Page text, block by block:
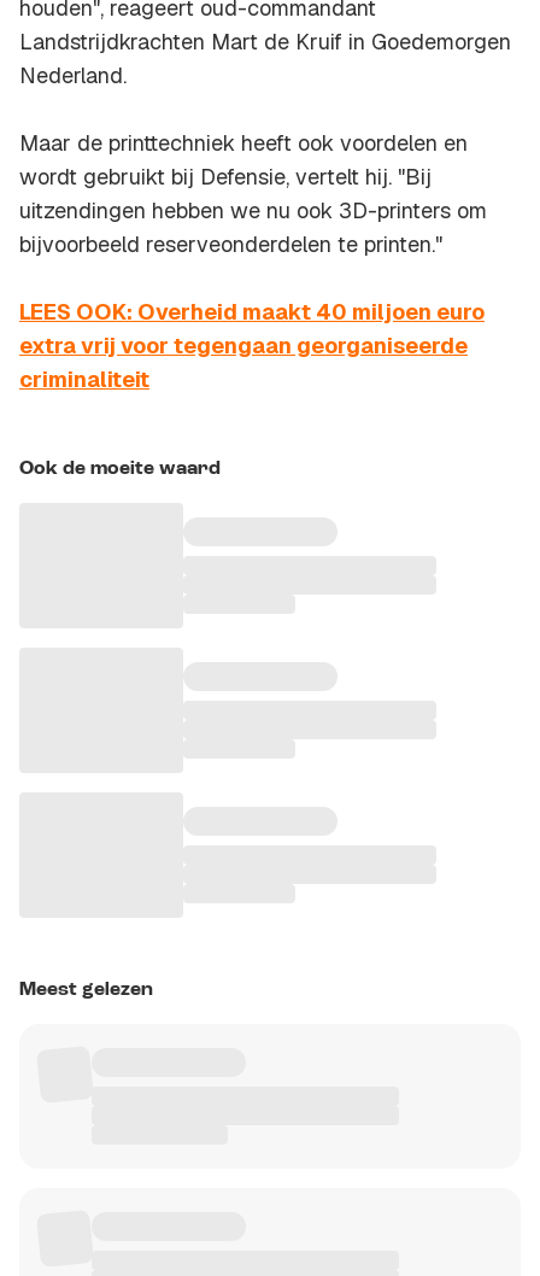
houden", reageert oud-commandant
Landstrijdkrachten Mart de Kruif in Goedemorgen
Nederland.
Maar de printtechniek heeft ook voordelen en
wordt gebruikt bij Defensie, vertelt hij. "Bij
uitzendingen hebben we nu ook 3D-printers om
bijvoorbeeld reserveonderdelen te printen."
LEES OOK: Overheid maakt 40 miljoen euro
extra vrij voor tegengaan georganiseerde
criminaliteit
Ook de moeite waard
Meest gelezen